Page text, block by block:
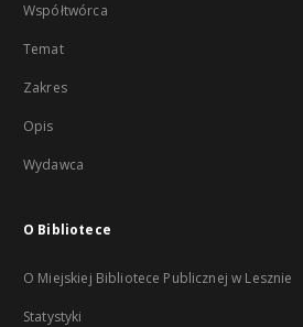
Współtwórca
Temat
Zakres
Opis
Wydawca
O Bibliotece
O Miejskiej Bibliotece Publicznej w Lesznie
Statystyki